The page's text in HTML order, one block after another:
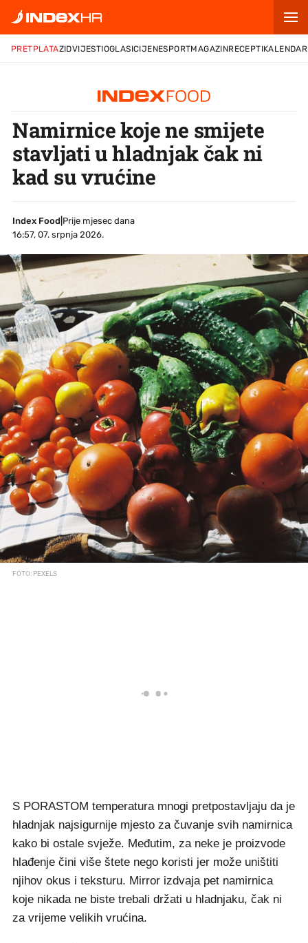
PRETPLATAZIDVIJESTIOGLASICIJENESPORTMAGAZINRECEPTIKALENDAR
Namirnice koje ne smijete
stavljati u hladnjak čak ni
kad su vrućine
Index Food
Prije mjesec dana
16:57, 07. srpnja 2026.
FOTO: PEXELS
S PORASTOM temperatura mnogi pretpostavljaju da je
hladnjak najsigurnije mjesto za čuvanje svih namirnica
kako bi ostale svježe. Međutim, za neke je proizvode
hlađenje čini više štete nego koristi jer može uništiti
njihov okus i teksturu. Mirror izdvaja pet namirnica
koje nikada ne biste trebali držati u hladnjaku, čak ni
za vrijeme velikih vrućina.